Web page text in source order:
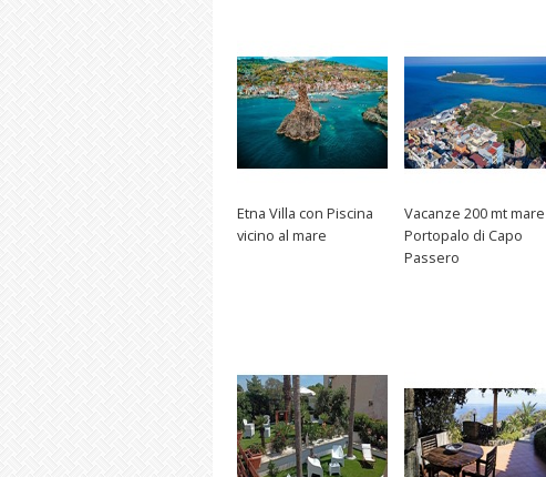
Etna Villa con Piscina
vicino al mare
Vacanze 200 mt mare
Portopalo di Capo
Passero